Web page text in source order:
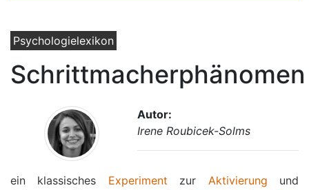
Psychologielexikon
Schrittmacherphänomen
Autor:
Irene Roubicek-Solms
ein klassisches Experiment zur Aktivierung und